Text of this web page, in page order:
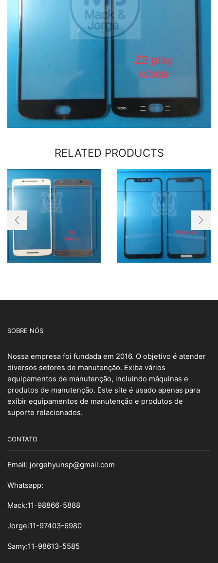
RELATED PRODUCTS
SOBRE NÓS
Nossa empresa foi fundada em 2016. O objetivo é atender
diversos setores de manutenção. Exiba vários
equipamentos de manutenção, incluindo máquinas e
produtos de manutenção. Este site é usado apenas para
exibir equipamentos de manutenção e produtos de
suporte relacionados.
CONTATO
Email: jorgehyunsp@gmail.com
Whatsapp:
Mack:11-98866-5888
Jorge:11-97403-6980
Samy:11-98613-5585